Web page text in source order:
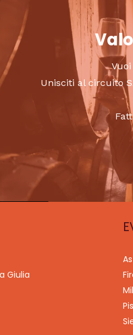
Unisciti al circuito
Giulia